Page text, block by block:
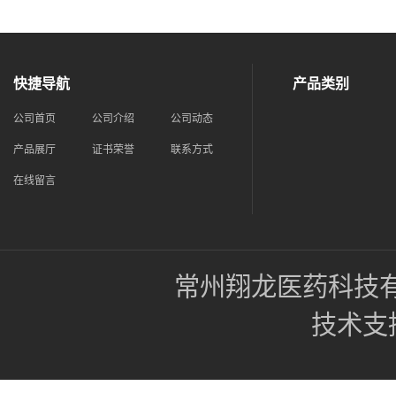
快捷导航
公司首页 公司介绍 公司动态
产品展厅 证书荣誉 联系方式
在线留言
产品类别
常州翔龙医药科技
技术